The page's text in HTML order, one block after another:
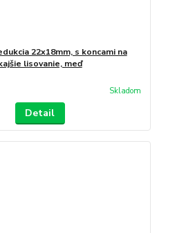
22x18mm, s koncami na
lisovanie, meď
Skladom
Detail